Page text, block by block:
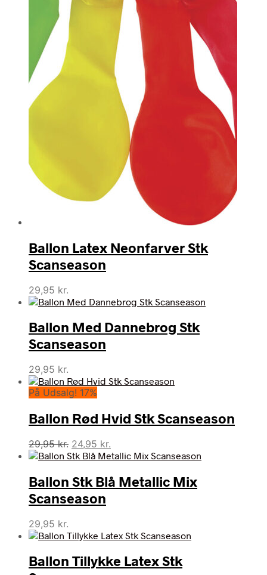
Ballon Latex Neonfarver Stk
Scanseason
29,95 kr.
Ballon Med Dannebrog Stk
Scanseason
29,95 kr.
På Udsalg! 17%
Ballon Rød Hvid Stk Scanseason
29,95kr. Den
oprindelige
var:
29,95 kr..
24,95 kr.
aktuelle
er:
24,95 kr..
Ballon Stk Blå Metallic Mix
Scanseason
29,95 kr.
Ballon Tillykke Latex Stk